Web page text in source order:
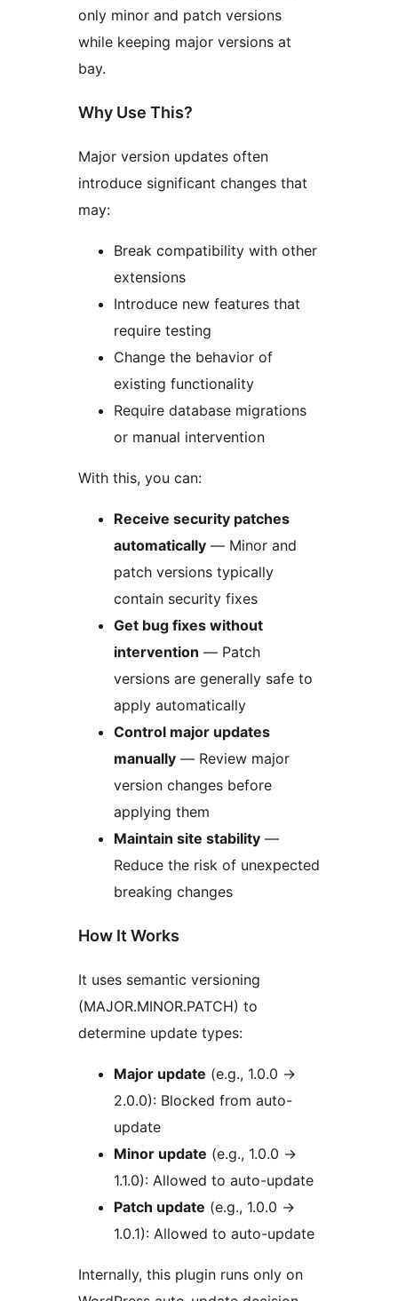
only minor and patch versions
while keeping major versions at
bay.
Why Use This?
Major version updates often
introduce significant changes that
may:
Break compatibility with other
extensions
Introduce new features that
require testing
Change the behavior of
existing functionality
Require database migrations
or manual intervention
With this, you can:
Receive security patches
automatically — Minor and
patch versions typically
contain security fixes
Get bug fixes without
intervention — Patch
versions are generally safe to
apply automatically
Control major updates
manually — Review major
version changes before
applying them
Maintain site stability —
Reduce the risk of unexpected
breaking changes
How It Works
It uses semantic versioning
(MAJOR.MINOR.PATCH) to
determine update types:
Major update (e.g., 1.0.0 →
2.0.0): Blocked from auto-
update
Minor update (e.g., 1.0.0 →
1.1.0): Allowed to auto-update
Patch update (e.g., 1.0.0 →
1.0.1): Allowed to auto-update
Internally, this plugin runs only on